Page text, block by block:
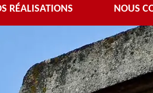
RÉALISATIONS NOUS